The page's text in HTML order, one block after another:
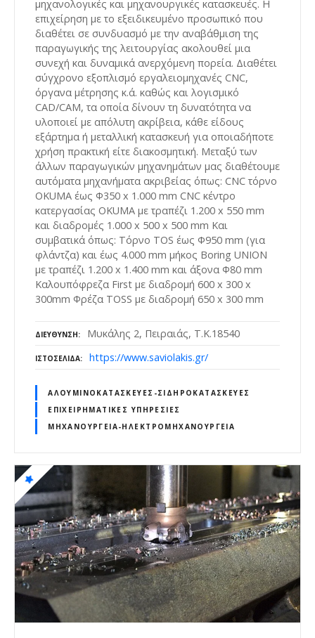
μηχανολογικές και μηχανουργικές κατασκευές. Η
επιχείρηση με το εξειδικευμένο προσωπικό που
διαθέτει σε συνδυασμό με την αναβάθμιση της
παραγωγικής της λειτουργίας ακολουθεί μια
συνεχή και δυναμικά ανερχόμενη πορεία. Διαθέτει
σύγχρονο εξοπλισμό εργαλειομηχανές CNC,
όργανα μέτρησης κ.ά. καθώς και λογισμικό
CAD/CAM, τα οποία δίνουν τη δυνατότητα να
υλοποιεί με απόλυτη ακρίβεια, κάθε είδους
εξάρτημα ή μεταλλική κατασκευή για οποιαδήποτε
χρήση πρακτική είτε διακοσμητική. Μεταξύ των
άλλων παραγωγικών μηχανημάτων μας διαθέτουμε
αυτόματα μηχανήματα ακριβείας όπως: CNC τόρνο
OKUMA έως Φ350 x 1.000 mm CNC κέντρο
κατεργασίας OKUMA με τραπέζι 1.200 x 550 mm
και διαδρομές 1.000 x 500 x 500 mm Και
συμβατικά όπως: Τόρνο TOS έως Φ950 mm (για
φλάντζα) και έως 4.000 mm μήκος Boring UNION
με τραπέζι 1.200 x 1.400 mm και άξονα Φ80 mm
Καλουπόφρεζα First με διαδρομή 600 x 300 x
300mm Φρέζα TOSS με διαδρομή 650 x 300 mm
ΔΙΕΎΘΥΝΣΗ Μυκάλης 2, Πειραιάς, Τ.Κ.18540
ΙΣΤΟΣΕΛΊΔΑ https://www.saviolakis.gr/
ΑΛΟΥΜΙΝΟΚΑΤΑΣΚΕΥΈΣ-ΣΙΔΗΡΟΚΑΤΑΣΚΕΥΈΣ
ΕΠΙΧΕΙΡΗΜΑΤΙΚΈΣ ΥΠΗΡΕΣΊΕΣ
ΜΗΧΑΝΟΥΡΓΕΊΑ-ΗΛΕΚΤΡΟΜΗΧΑΝΟΥΡΓΕΊΑ